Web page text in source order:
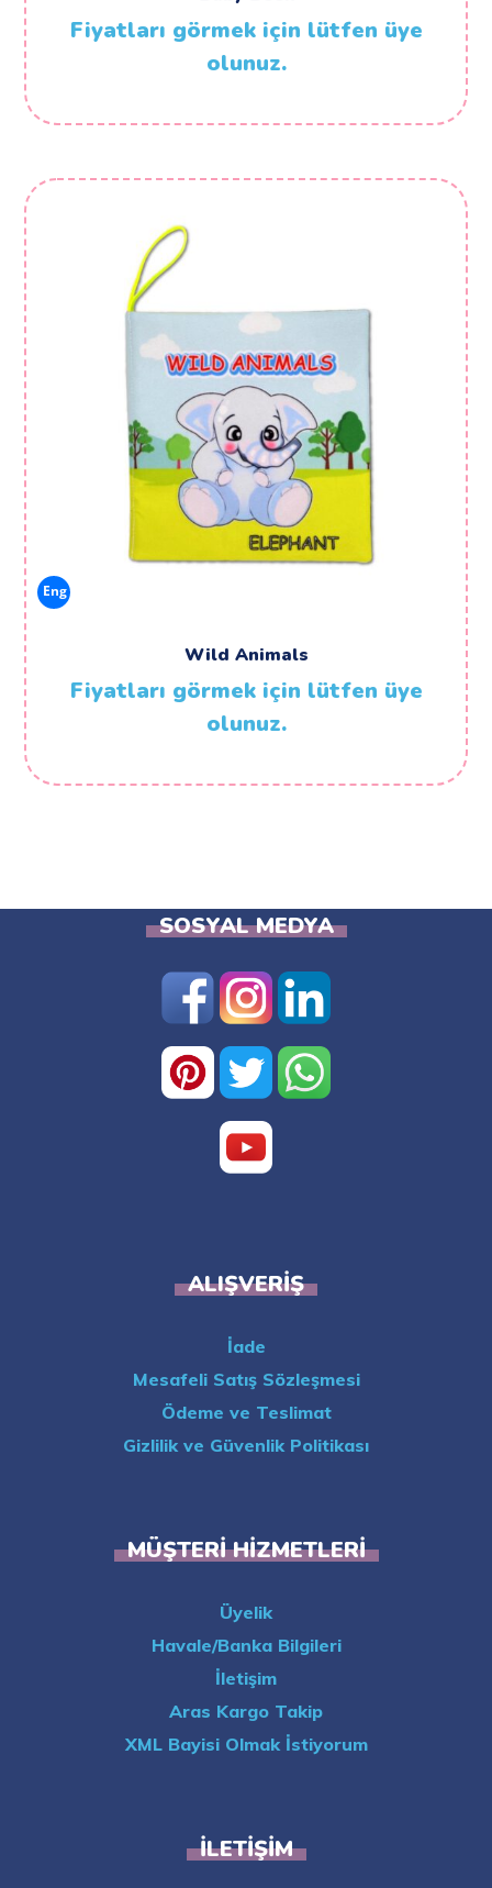
Fiyatları görmek için lütfen üye
olunuz.
Eng
Wild Animals
Fiyatları görmek için lütfen üye
olunuz.
SOSYAL MEDYA
ALIŞVERIŞ
İade
Mesafeli Satış Sözleşmesi
Ödeme ve Teslimat
Gizlilik ve Güvenlik Politikası
MÜŞTERI HIZMETLERI
Üyelik
Havale/Banka Bilgileri
İletişim
Aras Kargo Takip
XML Bayisi Olmak İstiyorum
İLETIŞIM